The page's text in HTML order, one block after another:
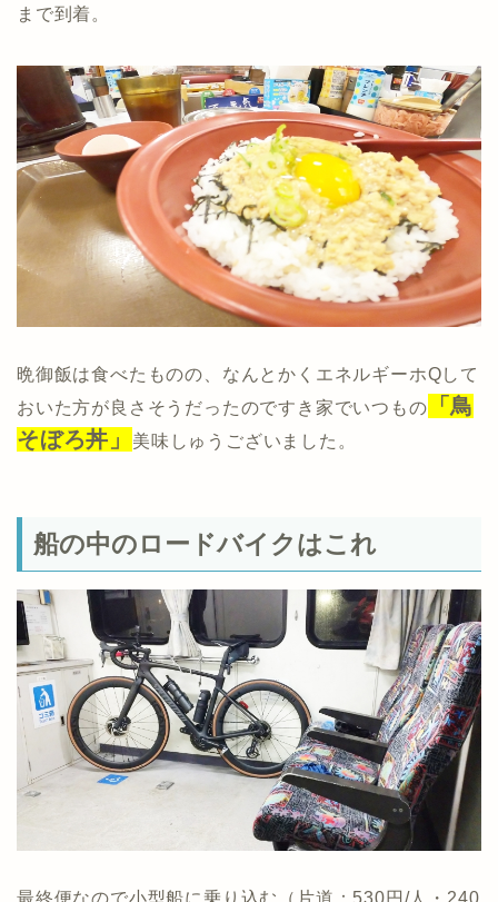
まで到着。
晩御飯は食べたものの、なんとかくエネルギーホQして
おいた方が良さそうだったのですき家でいつもの
「鳥
そぼろ丼」
美味しゅうございました。
船の中のロードバイクはこれ